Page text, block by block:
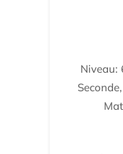
Niveau: